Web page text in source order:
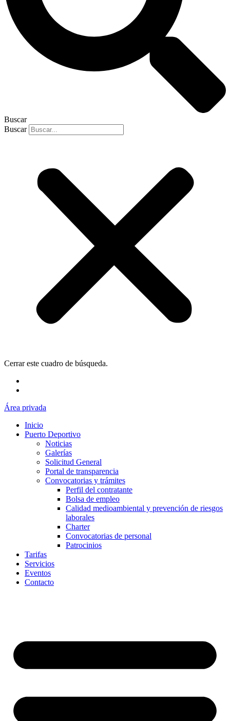
Buscar
Buscar
Cerrar este cuadro de búsqueda.
Área privada
Inicio
Puerto Deportivo
Noticias
Galerías
Solicitud General
Portal de transparencia
Convocatorias y trámites
Perfil del contratante
Bolsa de empleo
Calidad medioambiental y prevención de riesgos
laborales
Charter
Convocatorias de personal
Patrocinios
Tarifas
Servicios
Eventos
Contacto